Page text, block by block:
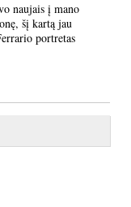
naujais į mano
šį kartą jau
portretas